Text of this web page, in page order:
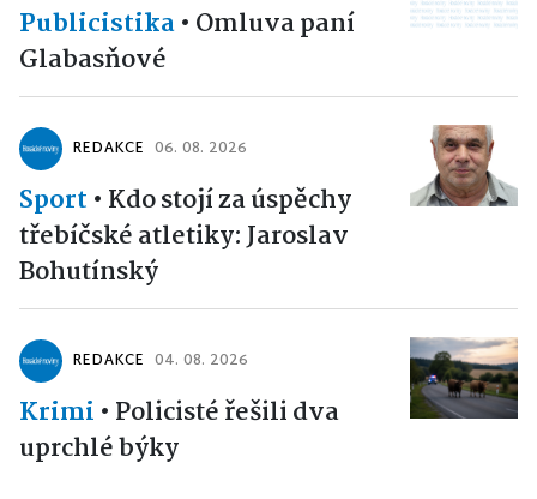
Publicistika• Omluva paní
Glabasňové
REDAKCE 06. 08. 2026
Sport • Kdo stojí za úspěchy
třebíčské atletiky: Jaroslav
Bohutínský
REDAKCE 04. 08. 2026
Krimi • Policisté řešili dva
uprchlé býky